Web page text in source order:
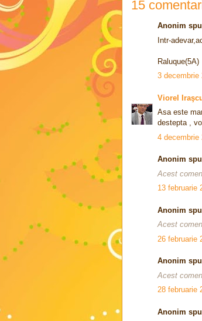
15
Anonim
Intr-
Raluque(5A)
3 decembrie
Viorel
Asa este
destepta ,
4 decembrie
Anonim
Acest
13 februarie
Anonim
Acest
26 februarie
Anonim
Acest
28 februarie
Anonim